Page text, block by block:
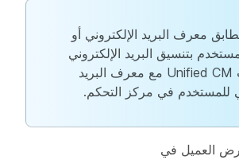
معرف البريد الإلكتروني أو
بتنسيق البريد الإلكتروني
الخاص ب Unified CM مع معرف البريد
للمستخدم في مركز التحكم.
العميل في